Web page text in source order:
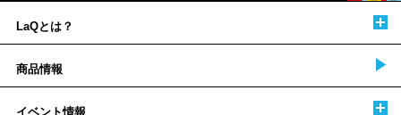
LaQとは？
商品情報
イベント情報